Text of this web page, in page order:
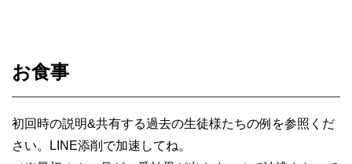
お食事
初回時の説明&共有する過去の生徒様たちの例を参照くだ
さい。LINE添削で加速してね。